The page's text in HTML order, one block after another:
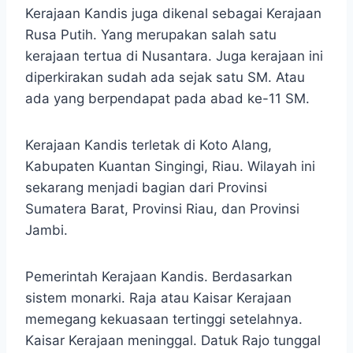
Kerajaan Kandis juga dikenal sebagai Kerajaan
Rusa Putih. Yang merupakan salah satu
kerajaan tertua di Nusantara. Juga kerajaan ini
diperkirakan sudah ada sejak satu SM. Atau
ada yang berpendapat pada abad ke-11 SM.
Kerajaan Kandis terletak di Koto Alang,
Kabupaten Kuantan Singingi, Riau. Wilayah ini
sekarang menjadi bagian dari Provinsi
Sumatera Barat, Provinsi Riau, dan Provinsi
Jambi.
Pemerintah Kerajaan Kandis. Berdasarkan
sistem monarki. Raja atau Kaisar Kerajaan
memegang kekuasaan tertinggi setelahnya.
Kaisar Kerajaan meninggal. Datuk Rajo tunggal